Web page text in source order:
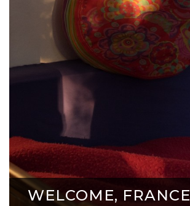
WELCOME, FRANCE